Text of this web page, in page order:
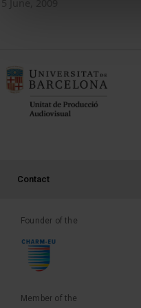
5 June, 2009
PEU 3
Contact
Founder of the
Member of the